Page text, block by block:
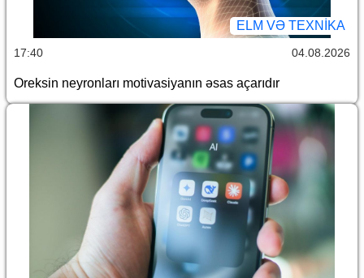
ELM VƏ TEXNIKA
17:40 04.08.2026
Oreksin neyronları motivasiyanın əsas açarıdır